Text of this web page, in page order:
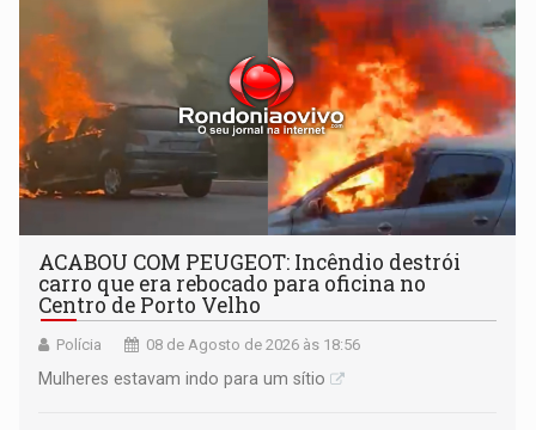
ACABOU COM PEUGEOT: Incêndio destrói
carro que era rebocado para oficina no
Centro de Porto Velho
Polícia 08 de Agosto de 2026 às 18:56
Mulheres estavam indo para um sítio